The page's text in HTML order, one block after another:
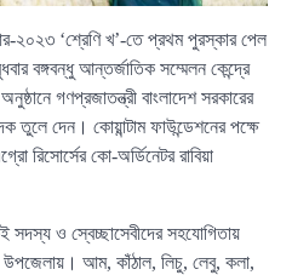
২০২৩ ‘শ্রেণি খ’-তে প্রথম পুরস্কার পেল
বঙ্গবন্ধু আন্তর্জাতিক সম্মেলন কেন্দ্রে
গণপ্রজাতন্ত্রী বাংলাদেশ সরকারের
তুলে দেন। কোয়ান্টাম ফাউন্ডেশনের পক্ষে
রিসোর্সের কো-অর্ডিনেটর রাবিয়া
সদস্য ও স্বেচ্ছাসেবীদের সহযোগিতায়
উপজেলায়। আম, কাঁঠাল, লিচু, লেবু, কলা,